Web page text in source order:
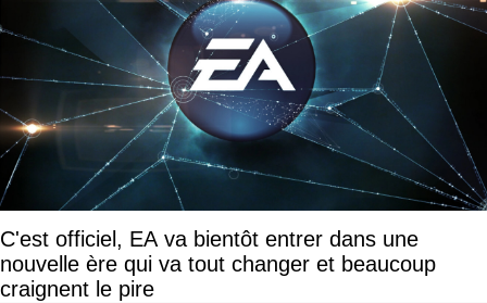
C'est officiel, EA va bientôt entrer dans une
nouvelle ère qui va tout changer et beaucoup
craignent le pire